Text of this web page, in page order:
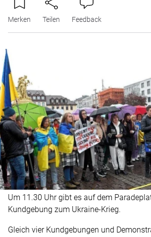
Merken Teilen Feedback
Um 11.30 Uhr gibt es auf dem
Kundgebung zum Ukraine-Krieg.
Gleich vier Kundgebungen und